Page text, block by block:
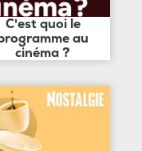
C'est quoi le
au
cinéma ?